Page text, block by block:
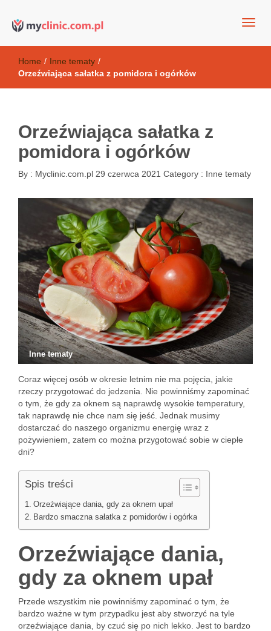
Kosmetyki antyoksydacyjne
Home / Inne tematy /
Orzeźwiająca sałatka z pomidora i ogórków
Orzeźwiająca sałatka z
pomidora i ogórków
By : Myclinic.com.pl 29 czerwca 2021 Category : Inne tematy
Inne tematy
Coraz więcej osób w okresie letnim nie ma pojęcia, jakie
rzeczy przygotować do jedzenia. Nie powinniśmy zapominać
o tym, że gdy za oknem są naprawdę wysokie temperatury,
tak naprawdę nie chce nam się jeść. Jednak musimy
dostarczać do naszego organizmu energię wraz z
pożywieniem, zatem co można przygotować sobie w ciepłe
dni?
Spis treści
Orzeźwiające dania, gdy za oknem upał
Bardzo smaczna sałatka z pomidorów i ogórka
Orzeźwiające dania,
gdy za oknem upał
Przede wszystkim nie powinniśmy zapominać o tym, że
bardzo ważne w tym przypadku jest aby stworzyć na tyle
orzeźwiające dania, by czuć się po nich lekko. Jest to bardzo